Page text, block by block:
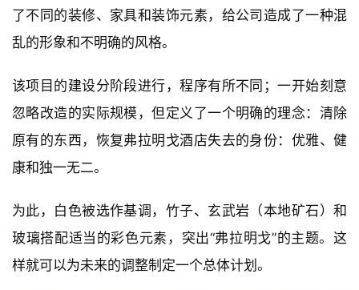
了不同的装修、家具和装饰元素，给公司造成了一种混
乱的形象和不明确的风格。
该项目的建设分阶段进行，程序有所不同；一开始刻意
忽略改造的实际规模，但定义了一个明确的理念：清除
原有的东西，恢复弗拉明戈酒店失去的身份：优雅、健
康和独一无二。
为此，白色被选作基调，竹子、玄武岩（本地矿石）和
玻璃搭配适当的彩色元素，突出“弗拉明戈”的主题。这
样就可以为未来的调整制定一个总体计划。